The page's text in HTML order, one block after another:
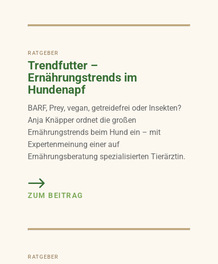
RATGEBER
Trendfutter –
Ernährungstrends im
Hundenapf
BARF, Prey, vegan, getreidefrei oder Insekten?
Anja Knäpper ordnet die großen
Ernährungstrends beim Hund ein – mit
Expertenmeinung einer auf
Ernährungsberatung spezialisierten Tierärztin.
ZUM BEITRAG
RATGEBER